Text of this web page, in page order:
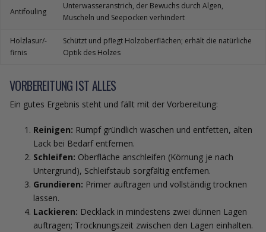
Antifouling
Unterwasseranstrich, der Bewuchs durch Algen,
Muscheln und Seepocken verhindert
Holzlasur/-
firnis
Schützt und pflegt Holzoberflächen; erhält die natürliche
Optik des Holzes
VORBEREITUNG IST ALLES
Ein gutes Ergebnis steht und fällt mit der Vorbereitung:
Reinigen: Rumpf gründlich waschen und entfetten, alten
Lack bei Bedarf entfernen.
Schleifen: Oberfläche anschleifen (Körnung je nach
Untergrund), Schleifstaub sorgfältig entfernen.
Grundieren: Primer auftragen und vollständig trocknen
lassen.
Lackieren: Decklack in mindestens zwei dünnen Lagen
auftragen; Trocknungszeit zwischen den Lagen einhalten.